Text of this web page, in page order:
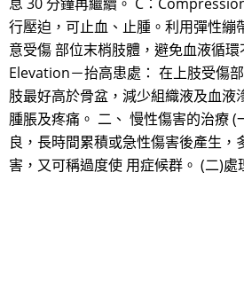
行壓迫，可止血、止腫。利用彈性繃
意受傷 部位末梢肢體，避免血液循環
Elevation－抬高患處： 在上肢受傷
肢最好高於骨盆，減少組織液及血液
腫脹及疼痛。 二、 慢性傷害的治療
良，長時間累積或急性傷害後產生，
害，又可稱過度使 用症候群。 (二)處